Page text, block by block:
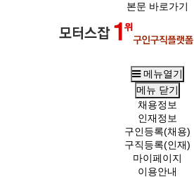
본문 바로가기
메뉴열기
메뉴 닫기
채용정보
인재정보
구인등록(채용)
구직등록(인재)
마이페이지
이용안내